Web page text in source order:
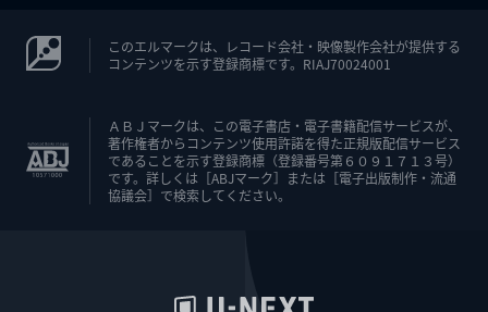
このエルマークは、レコード会社・映像製作会社が提供する
コンテンツを示す登録商標です。RIAJ70024001
ＡＢＪマークは、この電子書店・電子書籍配信サービスが、
著作権者からコンテンツ使用許諾を得た正規版配信サービス
であることを示す登録商標（登録番号第６０９１７１３号）
です。詳しくは［ABJマーク］または［電子出版制作・流通
協議会］で検索してください。